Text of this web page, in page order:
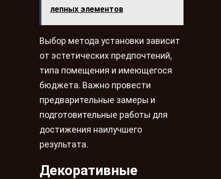
лепных элементов
Выбор метода установки зависит
от эстетических предпочтений,
типа помещения и имеющегося
бюджета. Важно провести
предварительные замеры и
подготовительные работы для
достижения наилучшего
результата.
Декоративные